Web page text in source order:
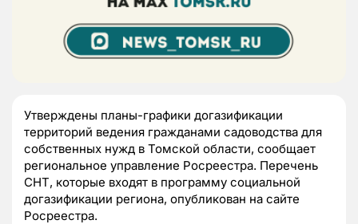
Утверждены планы-графики догазификации
территорий ведения гражданами садоводства для
собственных нужд в Томской области, сообщает
региональное управление Росреестра. Перечень
СНТ, которые входят в программу социальной
догазификации региона, опубликован на сайте
Росреестра.